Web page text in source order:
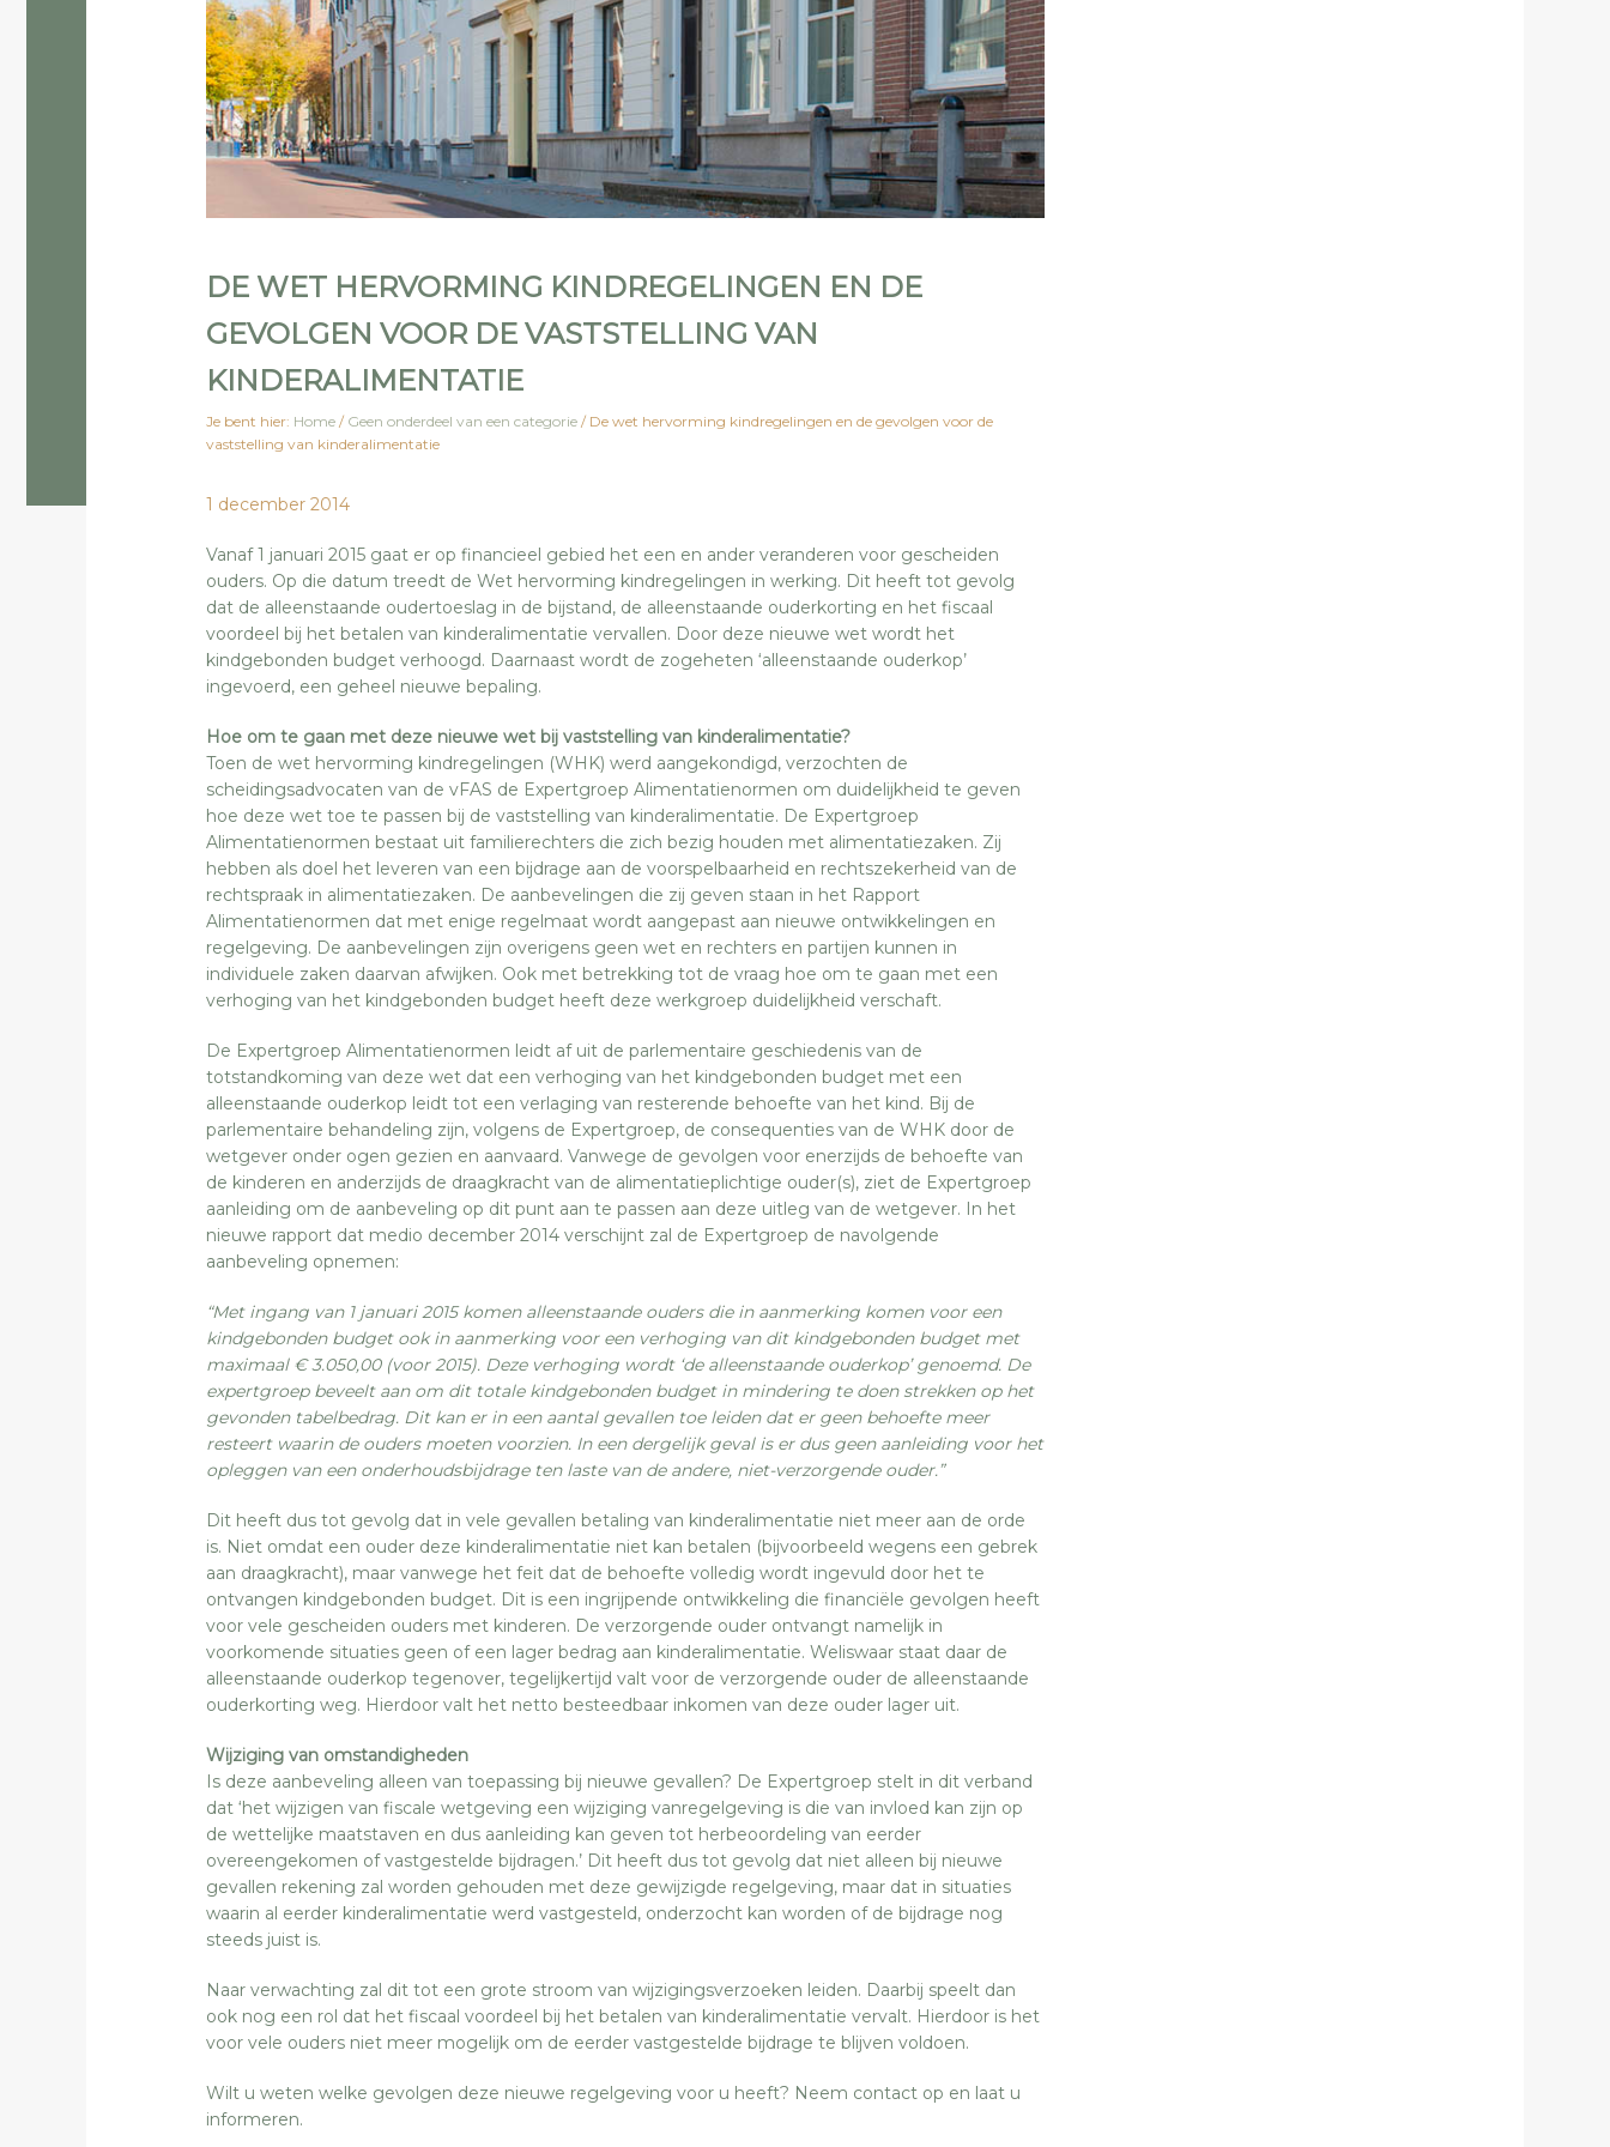
DE WET HERVORMING KINDREGELINGEN EN DE
GEVOLGEN VOOR DE VASTSTELLING VAN
KINDERALIMENTATIE
Je bent hier: Home / Geen onderdeel van een categorie /De wet hervorming kindregelingen en de gevolgen voor de
vaststelling van kinderalimentatie
1 december 2014
Vanaf 1 januari 2015 gaat er op financieel gebied het een en ander veranderen voor gescheiden
ouders. Op die datum treedt de Wet hervorming kindregelingen in werking. Dit heeft tot gevolg
dat de alleenstaande oudertoeslag in de bijstand, de alleenstaande ouderkorting en het fiscaal
voordeel bij het betalen van kinderalimentatie vervallen. Door deze nieuwe wet wordt het
kindgebonden budget verhoogd. Daarnaast wordt de zogeheten ‘alleenstaande ouderkop’
ingevoerd, een geheel nieuwe bepaling.
Hoe om te gaan met deze nieuwe wet bij vaststelling van kinderalimentatie?
Toen de wet hervorming kindregelingen (WHK) werd aangekondigd, verzochten de
scheidingsadvocaten van de vFAS de Expertgroep Alimentatienormen om duidelijkheid te geven
hoe deze wet toe te passen bij de vaststelling van kinderalimentatie. De Expertgroep
Alimentatienormen bestaat uit familierechters die zich bezig houden met alimentatiezaken. Zij
hebben als doel het leveren van een bijdrage aan de voorspelbaarheid en rechtszekerheid van de
rechtspraak in alimentatiezaken. De aanbevelingen die zij geven staan in het Rapport
Alimentatienormen dat met enige regelmaat wordt aangepast aan nieuwe ontwikkelingen en
regelgeving. De aanbevelingen zijn overigens geen wet en rechters en partijen kunnen in
individuele zaken daarvan afwijken. Ook met betrekking tot de vraag hoe om te gaan met een
verhoging van het kindgebonden budget heeft deze werkgroep duidelijkheid verschaft.
De Expertgroep Alimentatienormen leidt af uit de parlementaire geschiedenis van de
totstandkoming van deze wet dat een verhoging van het kindgebonden budget met een
alleenstaande ouderkop leidt tot een verlaging van resterende behoefte van het kind. Bij de
parlementaire behandeling zijn, volgens de Expertgroep, de consequenties van de WHK door de
wetgever onder ogen gezien en aanvaard. Vanwege de gevolgen voor enerzijds de behoefte van
de kinderen en anderzijds de draagkracht van de alimentatieplichtige ouder(s), ziet de Expertgroep
aanleiding om de aanbeveling op dit punt aan te passen aan deze uitleg van de wetgever. In het
nieuwe rapport dat medio december 2014 verschijnt zal de Expertgroep de navolgende
aanbeveling opnemen:
“Met ingang van 1 januari 2015 komen alleenstaande ouders die in aanmerking komen voor een
kindgebonden budget ook in aanmerking voor een verhoging van dit kindgebonden budget met
maximaal € 3.050,00 (voor 2015). Deze verhoging wordt ‘de alleenstaande ouderkop’ genoemd. De
expertgroep beveelt aan om dit totale kindgebonden budget in mindering te doen strekken op het
gevonden tabelbedrag. Dit kan er in een aantal gevallen toe leiden dat er geen behoefte meer
resteert waarin de ouders moeten voorzien. In een dergelijk geval is er dus geen aanleiding voor het
opleggen van een onderhoudsbijdrage ten laste van de andere, niet-verzorgende ouder.”
Dit heeft dus tot gevolg dat in vele gevallen betaling van kinderalimentatie niet meer aan de orde
is. Niet omdat een ouder deze kinderalimentatie niet kan betalen (bijvoorbeeld wegens een gebrek
aan draagkracht), maar vanwege het feit dat de behoefte volledig wordt ingevuld door het te
ontvangen kindgebonden budget. Dit is een ingrijpende ontwikkeling die financiële gevolgen heeft
voor vele gescheiden ouders met kinderen. De verzorgende ouder ontvangt namelijk in
voorkomende situaties geen of een lager bedrag aan kinderalimentatie. Weliswaar staat daar de
alleenstaande ouderkop tegenover, tegelijkertijd valt voor de verzorgende ouder de alleenstaande
ouderkorting weg. Hierdoor valt het netto besteedbaar inkomen van deze ouder lager uit.
Wijziging van omstandigheden
Is deze aanbeveling alleen van toepassing bij nieuwe gevallen? De Expertgroep stelt in dit verband
dat ‘het wijzigen van fiscale wetgeving een wijziging vanregelgeving is die van invloed kan zijn op
de wettelijke maatstaven en dus aanleiding kan geven tot herbeoordeling van eerder
overeengekomen of vastgestelde bijdragen.’ Dit heeft dus tot gevolg dat niet alleen bij nieuwe
gevallen rekening zal worden gehouden met deze gewijzigde regelgeving, maar dat in situaties
waarin al eerder kinderalimentatie werd vastgesteld, onderzocht kan worden of de bijdrage nog
steeds juist is.
Naar verwachting zal dit tot een grote stroom van wijzigingsverzoeken leiden. Daarbij speelt dan
ook nog een rol dat het fiscaal voordeel bij het betalen van kinderalimentatie vervalt. Hierdoor is het
voor vele ouders niet meer mogelijk om de eerder vastgestelde bijdrage te blijven voldoen.
Wilt u weten welke gevolgen deze nieuwe regelgeving voor u heeft? Neem contact op en laat u
informeren.